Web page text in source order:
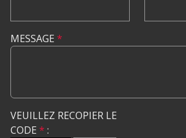
MESSAGE *
VEUILLEZ RECOPIER LE
CODE * :